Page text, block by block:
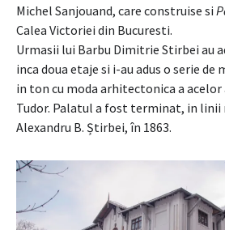
Michel Sanjouand, care construise si
Calea Victoriei din Bucuresti.
Urmasii lui Barbu Dimitrie Stirbei au
inca doua etaje si i-au adus o serie
in ton cu moda arhitectonica a
Tudor. Palatul a fost terminat, in linii
Alexandru B. Știrbei, în 1863.